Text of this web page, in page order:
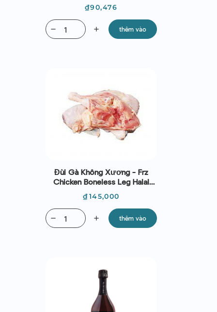
Giá
₫90,476
add
remove thêm vào
Đùi Gà Không Xương - Frz
Chicken Boneless Leg Halal
(~1Kg) – Koyu
Giá
₫145,000
add
remove thêm vào